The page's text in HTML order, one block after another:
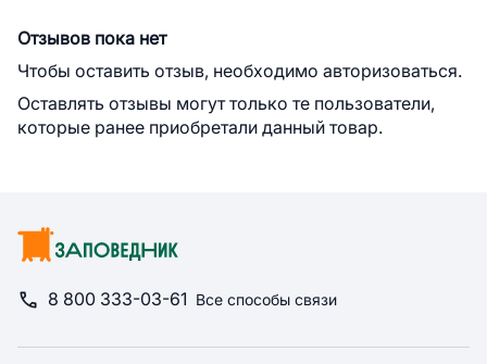
Отзывов пока нет
Чтобы оставить отзыв, необходимо авторизоваться.
Оставлять отзывы могут только те пользователи,
которые ранее приобретали данный товар.
8 800 333-03-61 Все способы связи